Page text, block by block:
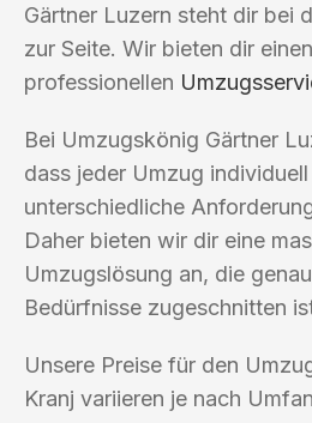
Gärtner Luzern steht dir bei
zur Seite. Wir bieten dir
professionellen
Bei Umzugskönig Gärtner
dass jeder Umzug
unterschiedliche
Daher bieten wir dir eine
Umzugslösung an, die
Bedürfnisse zugeschnitten
Unsere Preise für den
Kranj variieren je nach